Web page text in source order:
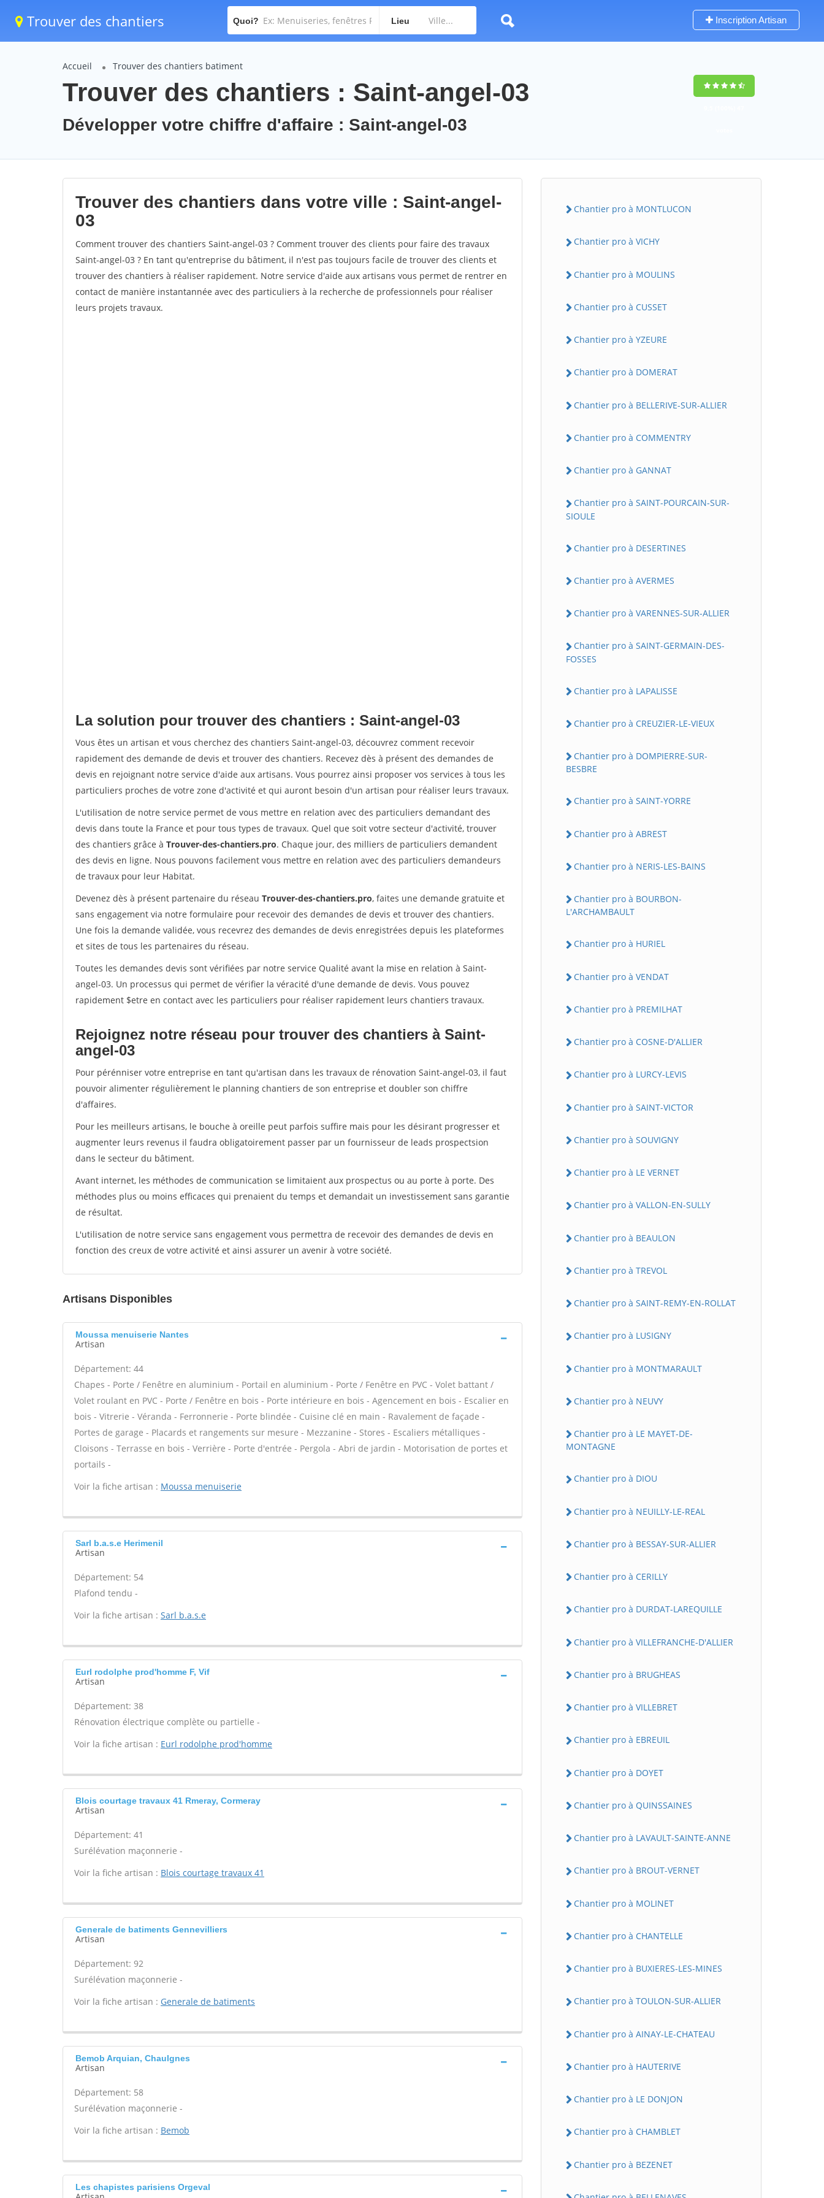
Trouver des chantiers Quoi? Lieu Inscription Artisan
Accueil Trouver des chantiers batiment
Trouver des chantiers : Saint-angel-03
Développer votre chiffre d'affaire : Saint-angel-03
Trouver des chantiers dans votre ville : Saint-angel-
03
Comment trouver des chantiers Saint-angel-03 ? Comment trouver des clients pour faire des travaux
Saint-angel-03 ? En tant qu'entreprise du bâtiment, il n'est pas toujours facile de trouver des clients et
trouver des chantiers à réaliser rapidement. Notre service d'aide aux artisans vous permet de rentrer en
contact de manière instantannée avec des particuliers à la recherche de professionnels pour réaliser
leurs projets travaux.
La solution pour trouver des chantiers : Saint-angel-03
Vous êtes un artisan et vous cherchez des chantiers Saint-angel-03, découvrez comment recevoir
rapidement des demande de devis et trouver des chantiers. Recevez dès à présent des demandes de
devis en rejoignant notre service d'aide aux artisans. Vous pourrez ainsi proposer vos services à tous les
particuliers proches de votre zone d'activité et qui auront besoin d'un artisan pour réaliser leurs travaux.
L'utilisation de notre service permet de vous mettre en relation avec des particuliers demandant des
devis dans toute la France et pour tous types de travaux. Quel que soit votre secteur d'activité, trouver
des chantiers grâce à Trouver-des-chantiers.pro. Chaque jour, des milliers de particuliers demandent
des devis en ligne. Nous pouvons facilement vous mettre en relation avec des particuliers demandeurs
de travaux pour leur Habitat.
Devenez dès à présent partenaire du réseau Trouver-des-chantiers.pro, faites une demande gratuite et
sans engagement via notre formulaire pour recevoir des demandes de devis et trouver des chantiers.
Une fois la demande validée, vous recevrez des demandes de devis enregistrées depuis les plateformes
et sites de tous les partenaires du réseau.
Toutes les demandes devis sont vérifiées par notre service Qualité avant la mise en relation à Saint-
angel-03. Un processus qui permet de vérifier la véracité d'une demande de devis. Vous pouvez
rapidement $etre en contact avec les particuliers pour réaliser rapidement leurs chantiers travaux.
Rejoignez notre réseau pour trouver des chantiers à Saint-
angel-03
Pour pérénniser votre entreprise en tant qu'artisan dans les travaux de rénovation Saint-angel-03, il faut
pouvoir alimenter régulièrement le planning chantiers de son entreprise et doubler son chiffre
d'affaires.
Pour les meilleurs artisans, le bouche à oreille peut parfois suffire mais pour les désirant progresser et
augmenter leurs revenus il faudra obligatoirement passer par un fournisseur de leads prospectsion
dans le secteur du bâtiment.
Avant internet, les méthodes de communication se limitaient aux prospectus ou au porte à porte. Des
méthodes plus ou moins efficaces qui prenaient du temps et demandait un investissement sans garantie
de résultat.
L'utilisation de notre service sans engagement vous permettra de recevoir des demandes de devis en
fonction des creux de votre activité et ainsi assurer un avenir à votre société.
Artisans Disponibles
Moussa menuiserie Nantes
Artisan
Département: 44
Chapes - Porte / Fenêtre en aluminium - Portail en aluminium - Porte / Fenêtre en PVC - Volet battant /
Volet roulant en PVC - Porte / Fenêtre en bois - Porte intérieure en bois - Agencement en bois - Escalier en
bois - Vitrerie - Véranda - Ferronnerie - Porte blindée - Cuisine clé en main - Ravalement de façade -
Portes de garage - Placards et rangements sur mesure - Mezzanine - Stores - Escaliers métalliques -
Cloisons - Terrasse en bois - Verrière - Porte d'entrée - Pergola - Abri de jardin - Motorisation de portes et
portails -
Voir la fiche artisan : Moussa menuiserie
Sarl b.a.s.e Herimenil
Artisan
Département: 54
Plafond tendu -
Voir la fiche artisan : Sarl b.a.s.e
Eurl rodolphe prod'homme F, Vif
Artisan
Département: 38
Rénovation électrique complète ou partielle -
Voir la fiche artisan : Eurl rodolphe prod'homme
Blois courtage travaux 41 Rmeray, Cormeray
Artisan
Département: 41
Surélévation maçonnerie -
Voir la fiche artisan : Blois courtage travaux 41
Generale de batiments Gennevilliers
Artisan
Département: 92
Surélévation maçonnerie -
Voir la fiche artisan : Generale de batiments
Bemob Arquian, Chaulgnes
Artisan
Département: 58
Surélévation maçonnerie -
Voir la fiche artisan : Bemob
Les chapistes parisiens Orgeval
Chantier pro à MONTLUCON
Chantier pro à VICHY
Chantier pro à MOULINS
Chantier pro à CUSSET
Chantier pro à YZEURE
Chantier pro à DOMERAT
Chantier pro à BELLERIVE-SUR-ALLIER
Chantier pro à COMMENTRY
Chantier pro à GANNAT
Chantier pro à SAINT-POURCAIN-SUR-
SIOULE
Chantier pro à DESERTINES
Chantier pro à AVERMES
Chantier pro à VARENNES-SUR-ALLIER
Chantier pro à SAINT-GERMAIN-DES-
FOSSES
Chantier pro à LAPALISSE
Chantier pro à CREUZIER-LE-VIEUX
Chantier pro à DOMPIERRE-SUR-
BESBRE
Chantier pro à SAINT-YORRE
Chantier pro à ABREST
Chantier pro à NERIS-LES-BAINS
Chantier pro à BOURBON-
L'ARCHAMBAULT
Chantier pro à HURIEL
Chantier pro à VENDAT
Chantier pro à PREMILHAT
Chantier pro à COSNE-D'ALLIER
Chantier pro à LURCY-LEVIS
Chantier pro à SAINT-VICTOR
Chantier pro à SOUVIGNY
Chantier pro à LE VERNET
Chantier pro à VALLON-EN-SULLY
Chantier pro à BEAULON
Chantier pro à TREVOL
Chantier pro à SAINT-REMY-EN-ROLLAT
Chantier pro à LUSIGNY
Chantier pro à MONTMARAULT
Chantier pro à NEUVY
Chantier pro à LE MAYET-DE-
MONTAGNE
Chantier pro à DIOU
Chantier pro à NEUILLY-LE-REAL
Chantier pro à BESSAY-SUR-ALLIER
Chantier pro à CERILLY
Chantier pro à DURDAT-LAREQUILLE
Chantier pro à VILLEFRANCHE-D'ALLIER
Chantier pro à BRUGHEAS
Chantier pro à VILLEBRET
Chantier pro à EBREUIL
Chantier pro à DOYET
Chantier pro à QUINSSAINES
Chantier pro à LAVAULT-SAINTE-ANNE
Chantier pro à BROUT-VERNET
Chantier pro à MOLINET
Chantier pro à CHANTELLE
Chantier pro à BUXIERES-LES-MINES
Chantier pro à TOULON-SUR-ALLIER
Chantier pro à AINAY-LE-CHATEAU
Chantier pro à HAUTERIVE
Chantier pro à LE DONJON
Chantier pro à CHAMBLET
Chantier pro à BEZENET